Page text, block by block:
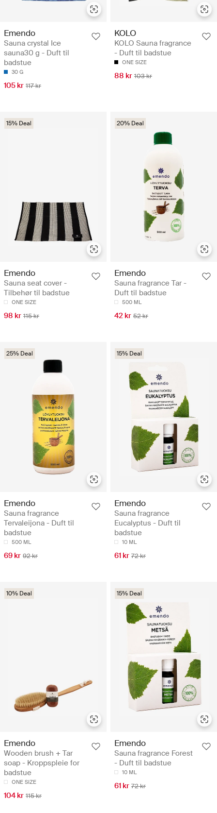
Emendo
Sauna crystal Ice
sauna30 g - Duft til
badstue
30 G
105 kr 117 kr
KOLO
KOLO Sauna fragrance
- Duft til badstue
ONE SIZE
88 kr 103 kr
15% Deal
Emendo
Sauna seat cover -
Tilbehør til badstue
ONE SIZE
98 kr 115 kr
20% Deal
Emendo
Sauna fragrance Tar -
Duft til badstue
500 ML
42 kr 52 kr
25% Deal
Emendo
Sauna fragrance
Tervaleijona - Duft til
badstue
500 ML
69 kr 92 kr
15% Deal
Emendo
Sauna fragrance
Eucalyptus - Duft til
badstue
10 ML
61 kr 72 kr
10% Deal
Emendo
Wooden brush + Tar
soap - Kroppspleie for
badstue
ONE SIZE
104 kr 115 kr
15% Deal
Emendo
Sauna fragrance Forest
- Duft til badstue
10 ML
61 kr 72 kr